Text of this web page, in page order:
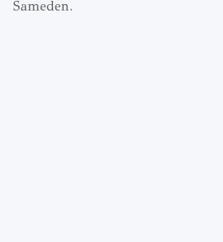
Sameden.